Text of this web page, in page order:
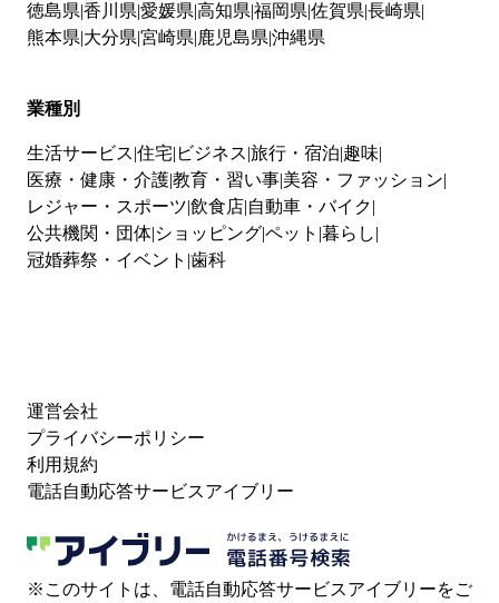
徳島県 香川県 愛媛県 高知県 福岡県 佐賀県 長崎県
熊本県 大分県 宮崎県 鹿児島県 沖縄県
業種別
生活サービス 住宅 ビジネス 旅行・宿泊 趣味
医療・健康・介護教育・習い事 美容・ファッション
レジャー・スポーツ 飲食店 自動車・バイク
公共機関・団体 ショッピングペット 暮らし
冠婚葬祭・イベント 歯科
運営会社
プライバシーポリシー
利用規約
電話自動応答サービスアイブリー
※このサイトは、電話自動応答サービスアイブリーをご